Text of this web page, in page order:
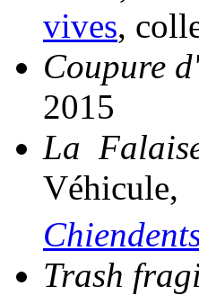
vives,
Coupure
2015
La
Véhicule,
Trash